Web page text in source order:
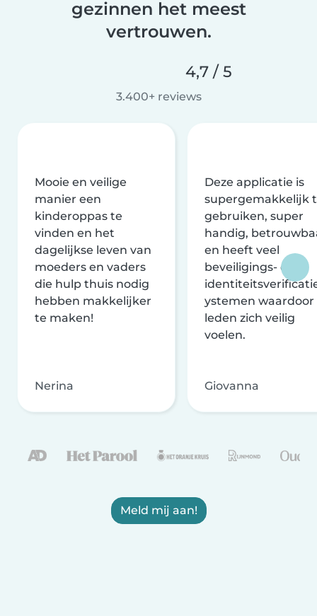
gezinnen het meest
vertrouwen.
4,7 / 5
3.400+ reviews
Mooie en veilige
manier een
kinderoppas te
vinden en het
dagelijkse leven van
moeders en vaders
die hulp thuis nodig
hebben makkelijker
te maken!
Nerina
Deze applicatie is
supergemakkelijk
gebruiken, super
handig,
en heeft veel
beveiligings- en
ystemen waardoor
leden zich veilig
voelen.
Giovanna
Meld mij aan!